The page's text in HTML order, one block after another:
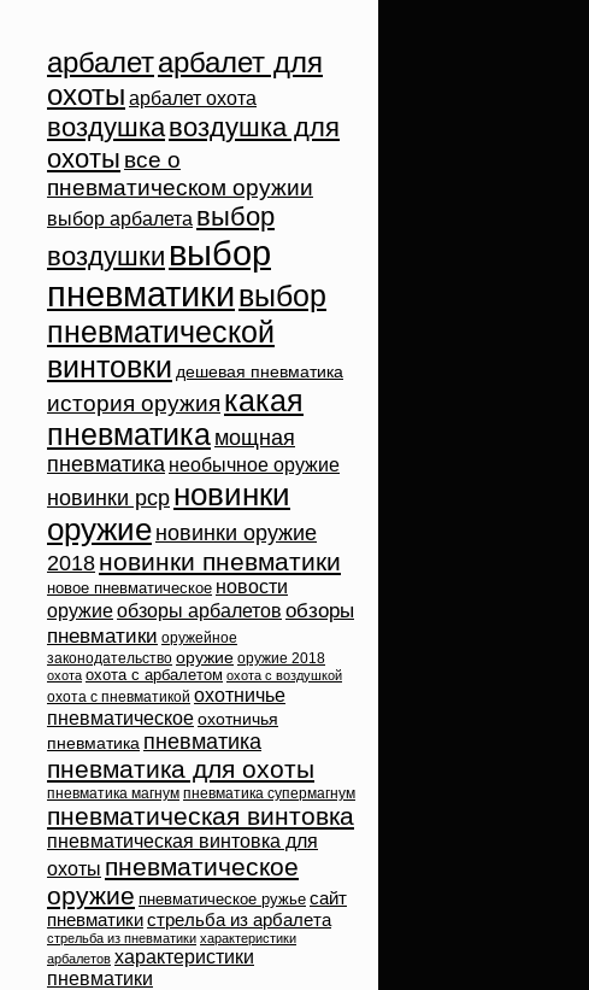
арбалетарбалет для
охоты арбалет охота
воздушкавоздушка для
охоты все о
пневматическом оружии
выбор арбалета выбор
воздушки выбор
пневматикивыбор
пневматической
винтовки дешевая пневматика
история оружия какая
пневматика мощная
пневматика необычное оружие
новинки pcp новинки
оружие новинки оружие
2018 новинки пневматики
новое пневматическое новости
оружиеобзоры арбалетов обзоры
пневматики оружейное
законодательство оружие оружие 2018
охота охота с арбалетом охота с воздушкой
охота с пневматикой охотничье
пневматическое охотничья
пневматика пневматика
пневматика для охоты
пневматика магнум пневматика супермагнум
пневматическая винтовка
пневматическая винтовка для
охоты пневматическое
оружие пневматическое ружье сайт
пневматикистрельба из арбалета
стрельба из пневматики характеристики
арбалетов характеристики
пневматики